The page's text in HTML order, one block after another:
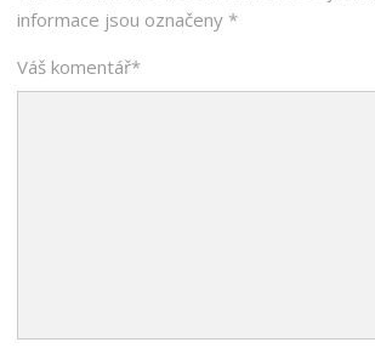
informace jsou označeny *
Váš komentář*